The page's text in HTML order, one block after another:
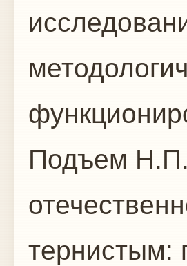
Подъем
тернистым: